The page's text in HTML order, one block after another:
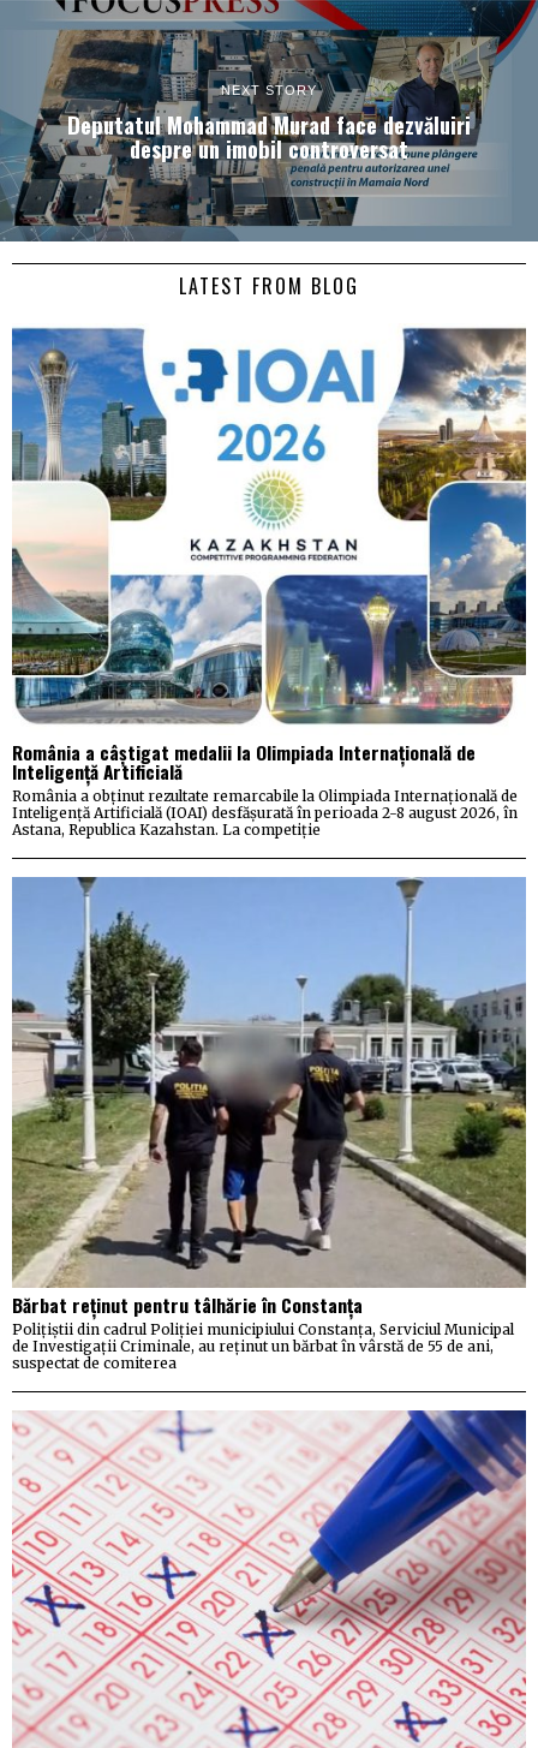
NEXT STORY
Deputatul Mohammad Murad face dezvăluiri
despre un imobil controversat
LATEST FROM BLOG
România a câștigat medalii la Olimpiada Internațională de
Inteligență Artificială
România a obținut rezultate remarcabile la Olimpiada Internațională de
Inteligență Artificială (IOAI) desfășurată în perioada 2-8 august 2026, în
Astana, Republica Kazahstan. La competiție
Bărbat reținut pentru tâlhărie în Constanța
Polițiștii din cadrul Poliției municipiului Constanța, Serviciul Municipal
de Investigații Criminale, au reținut un bărbat în vârstă de 55 de ani,
suspectat de comiterea